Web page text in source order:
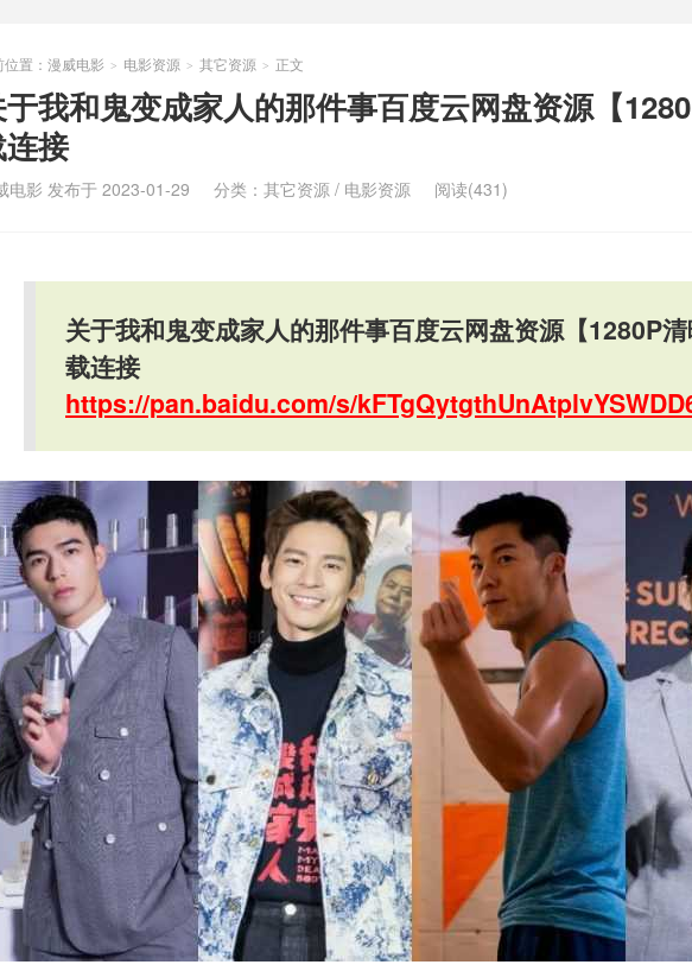
置： 漫威电影 > 电影资源 > 其它资源 > 正文
于我和鬼变成家人的那件事百度云网盘资源【
接
电影 发布于 2023-01-29 分类： 其它资源 / 电影资源 阅读(431)
关于我和鬼变成家人的那件事百度云网盘资源【1280P
载连接
https://pan.baidu.com/s/